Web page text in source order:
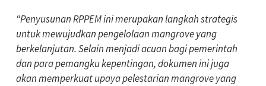
“Penyusunan RPPEM ini merupakan langkah strategis
untuk mewujudkan pengelolaan mangrove yang
berkelanjutan. Selain menjadi acuan bagi pemerintah
dan para pemangku kepentingan, dokumen ini juga
akan memperkuat upaya pelestarian mangrove yang